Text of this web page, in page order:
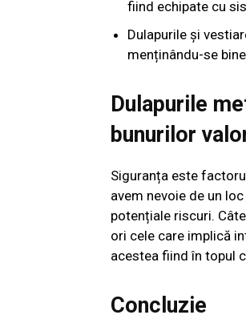
fiind echipate cu
Dulapurile și
menținându-se
Dulapurile
bunurilor
Siguranța este
avem nevoie de un
potențiale riscuri.
ori cele care implică
acestea fiind în topul
Concluzie